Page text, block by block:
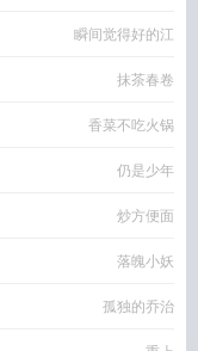
瞬间觉得好的江
抹茶春卷
香菜不吃火锅
仍是少年
炒方便面
落魄小妖
孤独的乔治